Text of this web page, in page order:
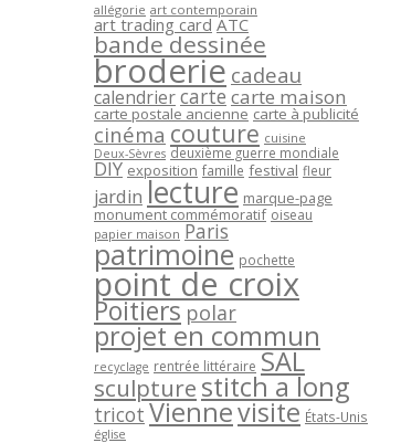
allégorie art contemporain
art trading card ATC
bande dessinée
broderie cadeau
calendriercartecarte maison
carte postale ancienne carte à publicité
cinéma couture cuisine
Deux-Sèvres deuxième guerre mondiale
DIY exposition famille festival fleur
jardin lecture marque-page
monument commémoratif oiseau
papier maison Paris
patrimoine pochette
point de croix
Poitiers polar
projet en commun
recyclage rentrée littéraire SAL
sculpture stitch a long
tricot Viennevisite États-Unis
église